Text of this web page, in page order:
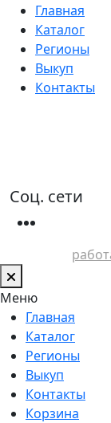
Главная
Каталог
Регионы
Выкуп
Контакты
Соц. сети
Меню
Главная
Каталог
Регионы
Выкуп
Контакты
Корзина